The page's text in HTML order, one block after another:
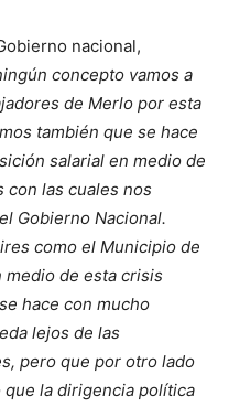
nacional,
concepto vamos a
de Merlo por esta
también que se hace
salarial en medio de
con las cuales nos
Gobierno Nacional.
como el Municipio de
medio de esta crisis
hace con mucho
lejos de las
pero que por otro lado
la dirigencia política